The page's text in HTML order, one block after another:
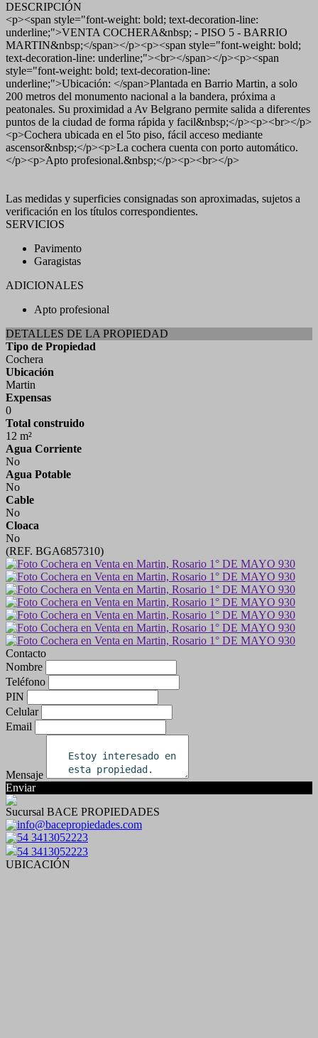
DESCRIPCIÓN
<p><span style="font-weight: bold; text-decoration-line:
underline;">VENTA COCHERA&nbsp; - PISO 5 - BARRIO
MARTIN&nbsp;</span></p><p><span style="font-weight: bold;
text-decoration-line: underline;"><br></span></p><p><span
style="font-weight: bold; text-decoration-line:
underline;">Ubicación: </span>Plantada en Barrio Martin, a solo
200 metros del monumento nacional a la bandera, próxima a
peatonales. Su proximidad a Av Belgrano permite salida a diferentes
puntos de la ciudad de forma rápida y facil&nbsp;</p><p><br></p>
<p>Cochera ubicada en el 5to piso, fácil acceso mediante
ascensor&nbsp;</p><p>La cochera cuenta con porto automático.
</p><p>Apto profesional.&nbsp;</p><p><br></p>
Las medidas y superficies consignadas son aproximadas, sujetos a
verificación en los títulos correspondientes.
SERVICIOS
Pavimento
Garagistas
ADICIONALES
Apto profesional
DETALLES DE LA PROPIEDAD
Tipo de Propiedad
Cochera
Ubicación
Martin
Expensas
0
Total construido
12 m²
Agua Corriente
No
Agua Potable
No
Cable
No
Cloaca
No
(REF. BGA6857310)
Contacto
Nombre
Teléfono
PIN
Celular
Email
Mensaje
Enviar
Sucursal BACE PROPIEDADES
info@bacepropiedades.com
54 3413052223
54 3413052223
UBICACIÓN